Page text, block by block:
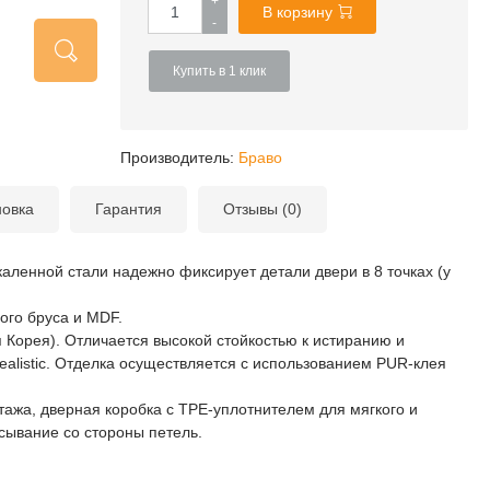
-
В корзину
Купить в 1 клик
Производитель: Браво
Гарантия Отзывы (0)
стали надежно фиксирует детали двери в 8 точках (у
бруса и MDF.
Отличается высокой стойкостью к истиранию и
Отделка осуществляется с использованием PUR-клея
дверная коробка с TPE-уплотнителем для мягкого и
со стороны петель.